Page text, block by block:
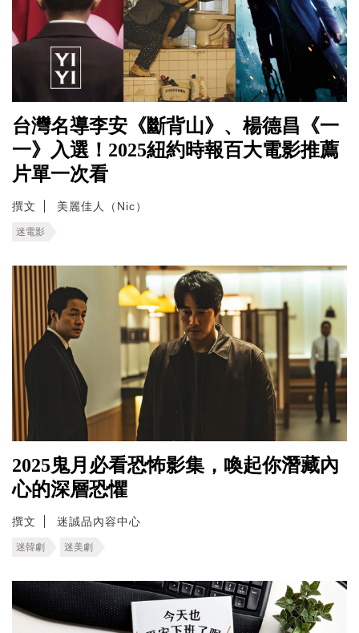
台灣名導李安《斷背山》、楊德昌《一
一》入選！2025紐約時報百大電影推薦
片單一次看
撰文 美麗佳人（Nic）
迷電影
2025鬼月必看恐怖影集，喚起你潛藏內
心的深層恐懼
撰文 迷誠品內容中心
迷韓劇 迷美劇